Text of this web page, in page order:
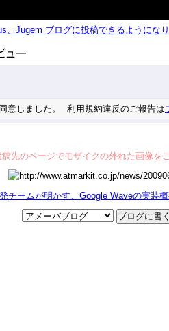
、Jugem ブログに投稿できるようにな
意しました。 利用規約違反のご報告は
稿先のページでモザイクの外れた画像を
チームが明かす、Google Waveの実装